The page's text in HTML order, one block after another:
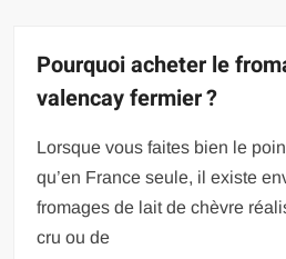
Pourquoi acheter le
valencay fermier ?
Lorsque vous faites bien le
qu’en France seule, il existe
fromages de lait de chèvre
cru ou de